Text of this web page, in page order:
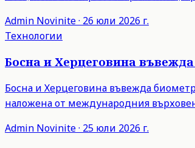
Admin Novinite· 26 юли 2026 г.
Технологии
Босна и Херцеговина
Босна и Херцеговина въвежда
наложена от международния
Admin Novinite· 25 юли 2026 г.